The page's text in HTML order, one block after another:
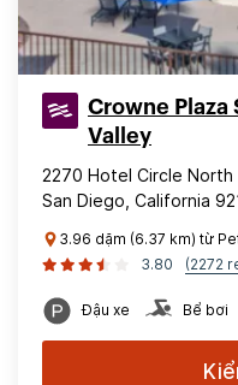
Crowne Plaza
Valley
2270 Hotel Circle North
San Diego, California
3.96 dặm (6.37 km) từ
3.80
(2272
Đậu xe Bể bơi